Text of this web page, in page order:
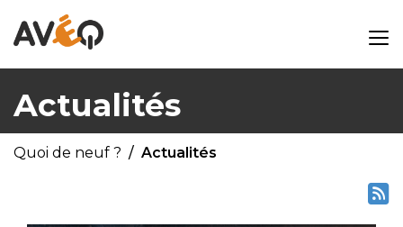
Actualités
Quoi de neuf ? Actualités